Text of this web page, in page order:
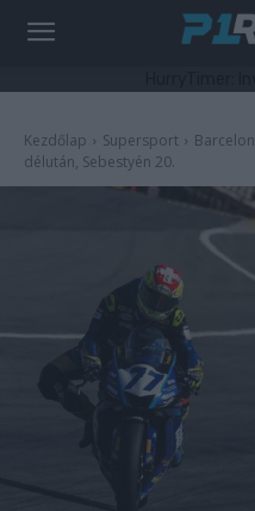
Kezdőlap Supersport
délután, Sebestyén 20.